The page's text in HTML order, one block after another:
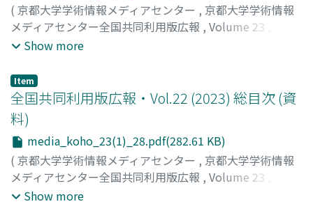
( 京都大学学術情報メディアセンター , 京都大学学術情報
メディアセンター全国共同利用版広報 , Volume 23
1,2024 ,pp.25-27
Show more
Item
全国共同利用版広報・Vol.22 (2023) 総目次 (資
料)
media_koho_23(1)_28.pdf(282.61 KB)
( 京都大学学術情報メディアセンター , 京都大学学術情報
メディアセンター全国共同利用版広報 , Volume 23
1,2024 ,pp.28-28
Show more